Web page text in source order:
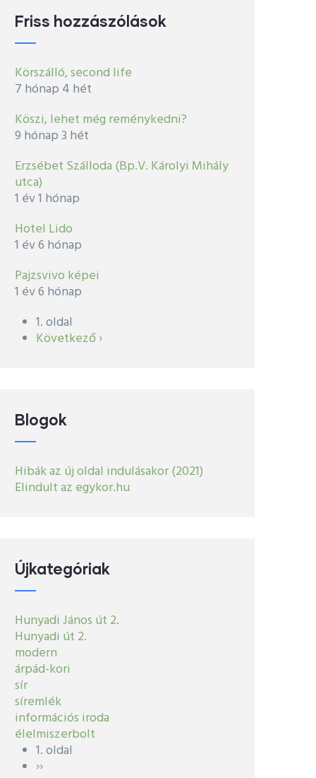
Friss hozzászólások
Körszálló, second life
7 hónap 4 hét
Köszi, lehet még reménykedni?
9 hónap 3 hét
Erzsébet Szálloda (Bp.V. Károlyi Mihály
utca)
1 év 1 hónap
Hotel Lido
1 év 6 hónap
Pajzsvivo képei
1 év 6 hónap
Oldalszámozás
1. oldal
Következő
Következő ›
Blogok
Hibák az új oldal indulásakor (2021)
Elindult az egykor.hu
Újkategóriak
Hunyadi János út 2.
Hunyadi út 2.
modern
árpád-kori
sír
síremlék
információs iroda
élelmiszerbolt
Oldalszámozás
1. oldal
Következő
››